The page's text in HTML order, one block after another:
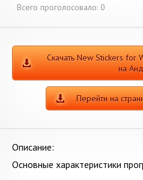
Всего проголосовало: 0
Скачать New Stickers for
на
Перейти на
Описание:
Основные характеристики